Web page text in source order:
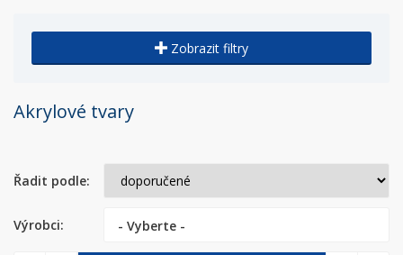
Akrylové tvary
Řadit podle:
Výrobci: - Vyberte -
Zobrazit filtry